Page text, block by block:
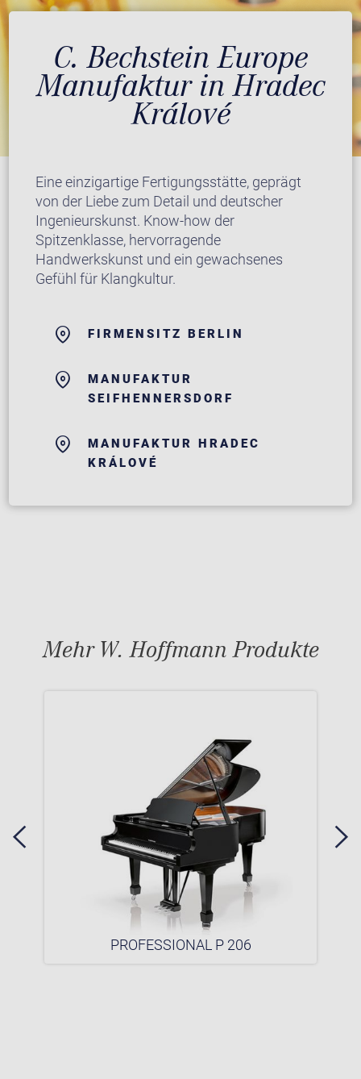
C. Bechstein Europe
Manufaktur in Hradec
Králové
Eine einzigartige Fertigungsstätte, geprägt
von der Liebe zum Detail und deutscher
Ingenieurskunst. Know-how der
Spitzenklasse, hervorragende
Handwerkskunst und ein gewachsenes
Gefühl für Klangkultur.
FIRMENSITZ BERLIN
MANUFAKTUR
SEIFHENNERSDORF
MANUFAKTUR HRADEC
KRÁLOVÉ
Mehr W. Hoffmann Produkte
PROFESSIONAL P 206